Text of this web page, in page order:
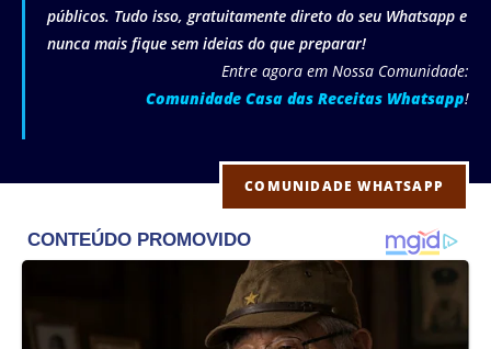
públicos. Tudo isso, gratuitamente direto do seu Whatsapp e
nunca mais fique sem ideias do que preparar!
Entre agora em Nossa Comunidade:
Comunidade Casa das Receitas Whatsapp!
COMUNIDADE WHATSAPP